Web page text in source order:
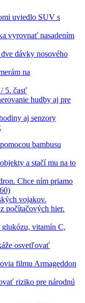
uviedlo SUV s
vyrovnať nasadením
dávky nosového
na
5. časť
hudby aj pre
aj senzory
bambusu
a stačí mu na to
Chce ním priamo
vojakov.
počítačových hier.
vitamín C,
osvetľovať
filmu Armageddon
riziko pre národnú